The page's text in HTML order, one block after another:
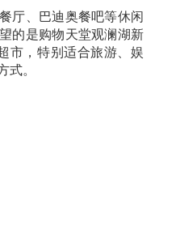
厅、巴迪奥餐吧等休闲
的是购物天堂观澜湖新
市，特别适合旅游、娱
式。